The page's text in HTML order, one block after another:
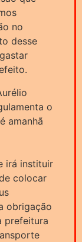
no
desse
o
amanhã
irá instituir
colocar
obrigação
prefeitura